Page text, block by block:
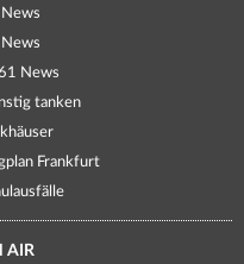
News
tanken
Frankfurt
AIR